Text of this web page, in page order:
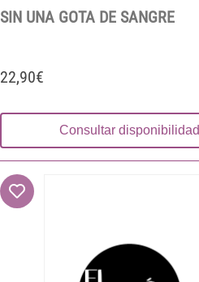
SIN UNA GOTA DE SANGRE
22,90€
Consultar disponibilidad